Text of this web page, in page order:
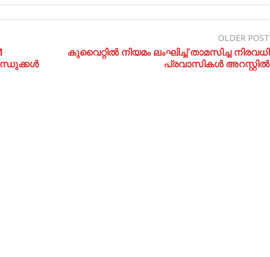
OLDER POST
കുവൈറ്റില്‍ നിയമം ലംഘിച്ച് താമസിച്ച നിരവധി
പ്രവാസികള്‍ അറസ്റ്റില്‍